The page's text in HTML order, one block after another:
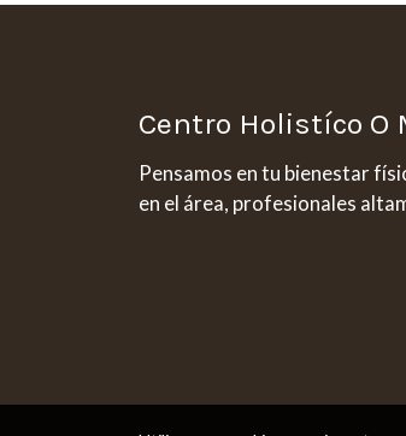
Centro Holistíco O
Pensamos en tu bienestar
en el área, profesionales